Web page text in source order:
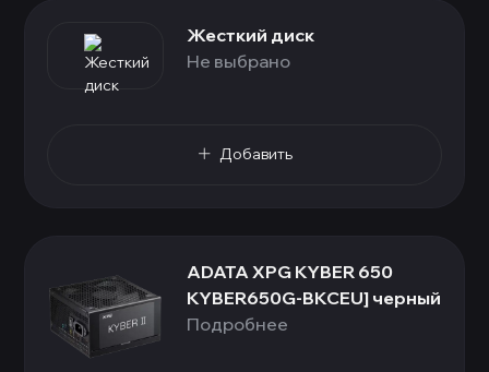
Жесткий диск
Не выбрано
Добавить
ADATA XPG KYBER 650
KYBER650G-BKCEU] черный
Подробнее